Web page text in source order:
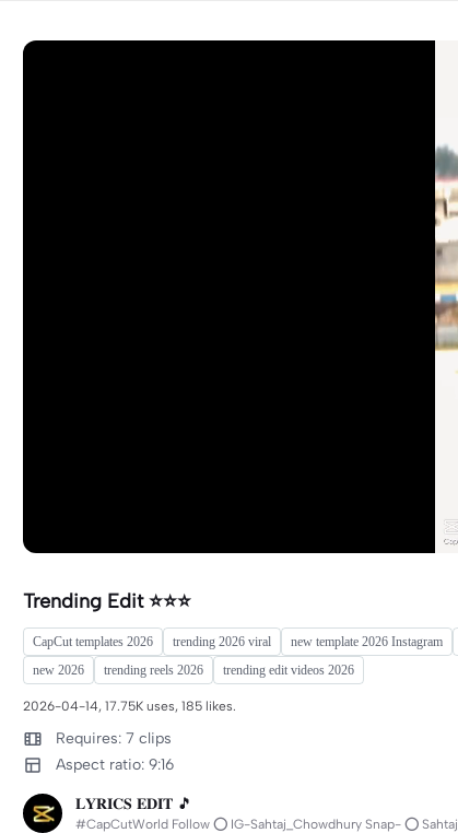
Trending Edit ⭐️⭐️⭐️
CapCut templates 2026 trending 2026 viral new template 2026 Instagram
new 2026
trending reels 2026 trending edit videos 2026
2026-04-14, 17.75K uses, 185 likes.
Requires: 7 clips
Aspect ratio: 9:16
𝐋𝐘𝐑𝐈𝐂𝐒 𝐄𝐃𝐈𝐓 🎵
#CapCutWorld Follow ⭕️ IG-Sahtaj_Chowdhury Snap- ⭕️